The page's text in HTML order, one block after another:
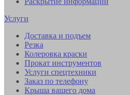
Услуги
Доставка и подъем
Резка
Колеровка краски
Прокат инструментов
Услуги спецтехники
Заказ по телефону
Крыша вашего дома